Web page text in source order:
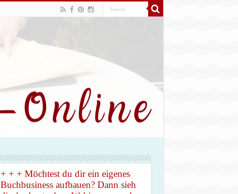
+ + + Möchtest du dir ein eigenes
Buchbusiness aufbauen? Dann sieh